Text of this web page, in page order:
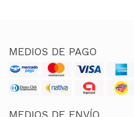
MEDIOS DE PAGO
MEDIOS DE ENVÍO